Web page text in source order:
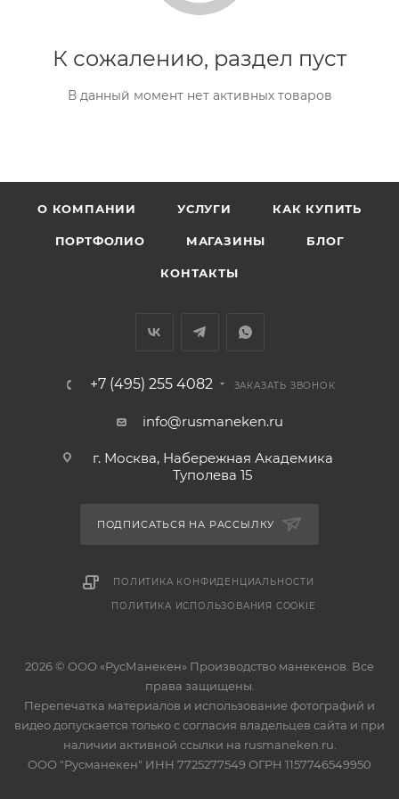
К сожалению, раздел пуст
В данный момент нет активных товаров
О КОМПАНИИ УСЛУГИ КАК КУПИТЬ
ПОРТФОЛИО МАГАЗИНЫ БЛОГ
КОНТАКТЫ
+7 (495) 255 4082 ЗАКАЗАТЬ ЗВОНОК
info@rusmaneken.ru
г. Москва, Набережная Академика
Туполева 15
ПОДПИСАТЬСЯ НА РАССЫЛКУ
ПОЛИТИКА КОНФИДЕНЦИАЛЬНОСТИ
ПОЛИТИКА ИСПОЛЬЗОВАНИЯ COOKIE
2026 © ООО «РусМанекен» Производство манекенов. Все
права защищены.
Перепечатка материалов и использование фотографий и
видео допускается только с согласия владельцев сайта и при
наличии активной ссылки на rusmaneken.ru.
ООО "Русманекен" ИНН 7725277549 ОГРН 1157746549950